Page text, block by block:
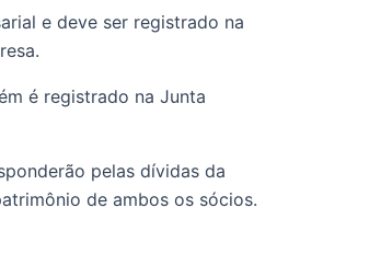
e deve ser registrado na
pelas dívidas da
de ambos os sócios.